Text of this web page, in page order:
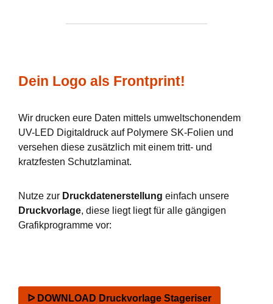
Dein Logo als Frontprint!
Wir drucken eure Daten mittels umweltschonendem
UV-LED Digitaldruck auf Polymere SK-Folien und
versehen diese zusätzlich mit einem tritt- und
kratzfesten Schutzlaminat.
Nutze zur Druckdatenerstellung einfach unsere
Druckvorlage, diese liegt liegt für alle gängigen
Grafikprogramme vor:
ᐅ DOWNLOAD Druckvorlage Stageriser